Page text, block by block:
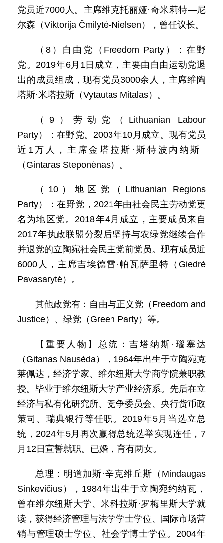
党员近7000人。主席维克托丽娅·奇米莉特—尼
尔森（Viktorija Čmilytė-Nielsen），曾任议长。
（8）自由党（Freedom Party）：在野
党。2019年6月1日成立，主要由自由运动党退
出的成员组成，现有党员3000余人，主席维陶
塔斯·米塔拉斯（Vytautas Mitalas）。
（9）劳动党（Lithuanian Labour
Party）：在野党。2003年10月成立。现有党员
近1万人，主席金塔拉斯·斯特波内纳斯
（Gintaras Steponėnas）。
（10）地区党（Lithuanian Regions
Party）：在野党，2021年由社会民主劳动党更
名为地区党。2018年4月成立，主要成员来自
2017年执政联盟分裂后坚持与农绿党继续合作
并退党的立陶宛社会民主党前党员。现有成员近
6000人，主席吉埃德雷·帕瓦萨里特（Giedrė
Pavasarytė）。
其他政党有：自由与正义党（Freedom and
Justice）、绿党（Green Party）等。
【重要人物】总统：吉塔纳斯·瑙塞达
（Gitanas Nausėda），1964年出生于立陶宛克
莱佩达，经济学家、维尔纽斯大学商学院兼职教
授。毕业于维尔纽斯大学产业经济系。先后在立
经济与私有化研究所、竞争委员会、央行货币政
策司、瑞典银行等任职。2019年5月当选立总
统，2024年5月再次赢得总统选举实现连任，7
月12日宣誓就职。已婚，育有两女。
总理：明道加斯·辛克维丘斯（Mindaugas
Sinkevičius），1984年出生于立陶宛约纳瓦，
曾在维尔纽斯大学、米科拉斯·罗梅里斯大学就
读，获得经济管理与法学学士学位、国际市场营
销与管理硕士学位、社会学博士学位。2004年